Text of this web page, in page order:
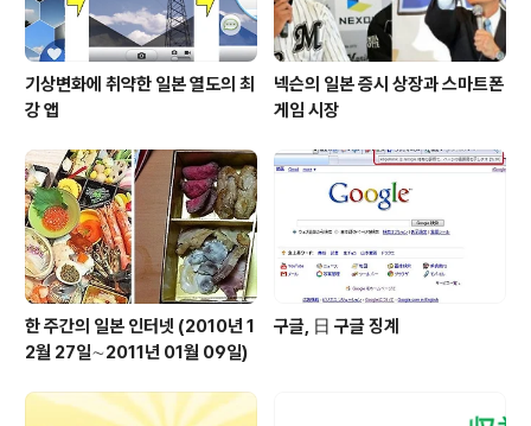
기상변화에 취약한 일본 열도의 최
강 앱
넥슨의 일본 증시 상장과 스마트폰
게임 시장
한 주간의 일본 인터넷 (2010년 1
2월 27일∼2011년 01월 09일)
구글, 日 구글 징계